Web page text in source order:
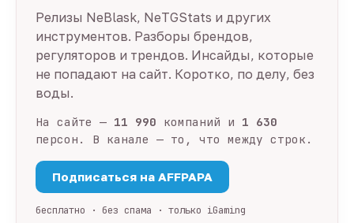
Релизы NeBlask, NeTGStats и других
инструментов. Разборы брендов,
регуляторов и трендов. Инсайды, которые
не попадают на сайт. Коротко, по делу, без
воды.
На сайте — 11 990 компаний и 1 630
персон. В канале — то, что между строк.
Подписаться на AFFPAPA
бесплатно · без спама · только iGaming